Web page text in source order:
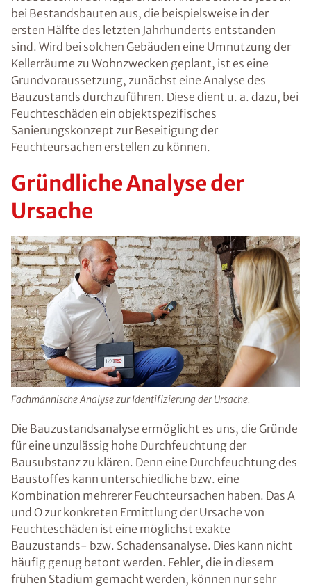
bei Bestandsbauten aus, die beispielsweise in der
ersten Hälfte des letzten Jahrhunderts entstanden
sind. Wird bei solchen Gebäuden eine Umnutzung der
Kellerräume zu Wohnzwecken geplant, ist es eine
Grundvoraussetzung, zunächst eine Analyse des
Bauzustands durchzuführen. Diese dient u. a. dazu, bei
Feuchteschäden ein objektspezifisches
Sanierungskonzept zur Beseitigung der
Feuchteursachen erstellen zu können.
Gründliche Analyse der
Ursache
Fachmännische Analyse zur Identifizierung der Ursache.
Die Bauzustandsanalyse ermöglicht es uns, die Gründe
für eine unzulässig hohe Durchfeuchtung der
Bausubstanz zu klären. Denn eine Durchfeuchtung des
Baustoffes kann unterschiedliche bzw. eine
Kombination mehrerer Feuchteursachen haben. Das A
und O zur konkreten Ermittlung der Ursache von
Feuchteschäden ist eine möglichst exakte
Bauzustands- bzw. Schadensanalyse. Dies kann nicht
häufig genug betont werden. Fehler, die in diesem
frühen Stadium gemacht werden, können nur sehr